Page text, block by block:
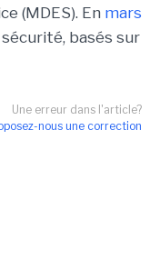
(MDES). En mars
basés sur
Une erreur dans l'article?
nous une correction